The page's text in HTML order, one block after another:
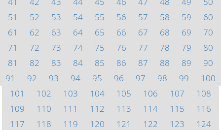
51
52 53 54 55 56 57 58 59
60
61
62 63 64 65 66 67 68 69
70
71
72 73 74 75 76 77 78 79
80
81
82 83 84 85 86 87 88 89
90
91
92 93 94 95 96 97 98 99
100
101
102 103 104 105 106 107
108
109
110 111 112 113 114 115
116
117
118 119 120 121 122 123
124